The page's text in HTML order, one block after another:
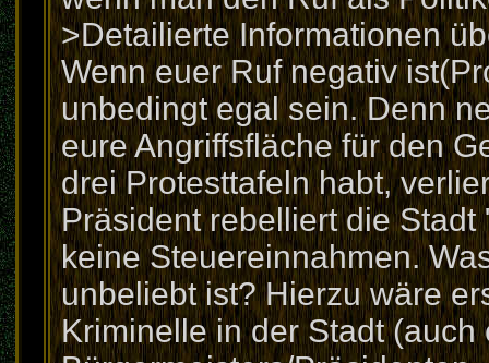
>Detailierte Informationen
Wenn euer Ruf negativ
unbedingt egal sein. Denn
eure Angriffsfläche für den
drei Protesttafeln habt,
Präsident rebelliert die
keine Steuereinnahmen.
unbeliebt ist? Hierzu wäre
Kriminelle in der Stadt